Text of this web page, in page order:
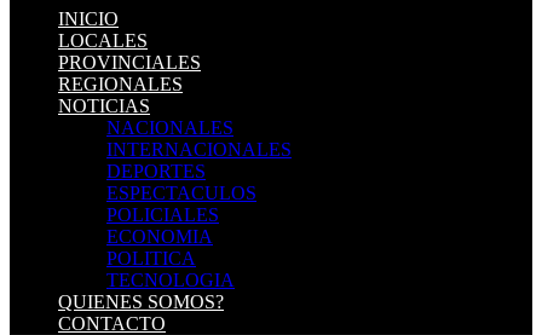
INICIO
LOCALES
PROVINCIALES
REGIONALES
NOTICIAS
NACIONALES
INTERNACIONALES
DEPORTES
ESPECTACULOS
POLICIALES
ECONOMIA
POLITICA
TECNOLOGIA
QUIENES SOMOS?
CONTACTO